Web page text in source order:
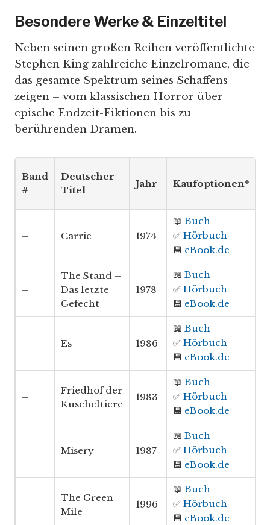
Besondere Werke & Einzeltitel
Neben seinen großen Reihen veröffentlichte
Stephen King zahlreiche Einzelromane, die
das gesamte Spektrum seines Schaffens
zeigen – vom klassischen Horror über
epische Endzeit-Fiktionen bis zu
berührenden Dramen.
Band
#
Deutscher
Titel
Jahr Kaufoptionen*
– Carrie 1974
📖 Buch
✅ Hörbuch
💾 eBook.de
–
The Stand –
Das letzte
Gefecht
1978
📖 Buch
✅ Hörbuch
💾 eBook.de
– Es 1986
📖 Buch
✅ Hörbuch
💾 eBook.de
–
Friedhof der
Kuscheltiere
1983
📖 Buch
✅ Hörbuch
💾 eBook.de
– Misery 1987
📖 Buch
✅ Hörbuch
💾 eBook.de
–
The Green
Mile
1996
📖 Buch
✅ Hörbuch
💾 eBook.de